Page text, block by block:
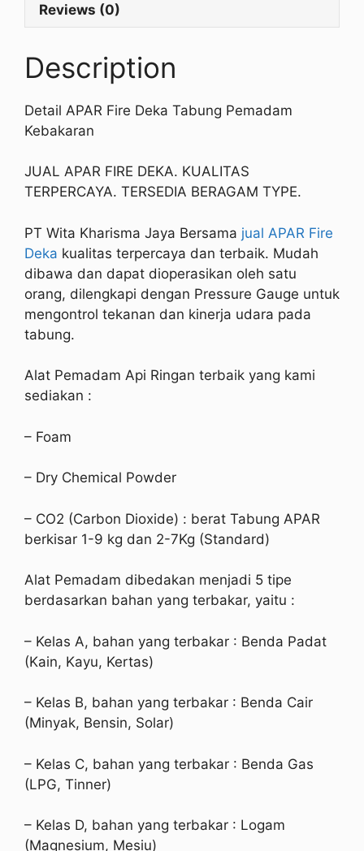
Reviews (0)
Description
Detail APAR Fire Deka Tabung Pemadam
Kebakaran
JUAL APAR FIRE DEKA. KUALITAS
TERPERCAYA. TERSEDIA BERAGAM TYPE.
PT Wita Kharisma Jaya Bersama jual APAR Fire
Deka kualitas terpercaya dan terbaik. Mudah
dibawa dan dapat dioperasikan oleh satu
orang, dilengkapi dengan Pressure Gauge untuk
mengontrol tekanan dan kinerja udara pada
tabung.
Alat Pemadam Api Ringan terbaik yang kami
sediakan :
– Foam
– Dry Chemical Powder
– CO2 (Carbon Dioxide) : berat Tabung APAR
berkisar 1-9 kg dan 2-7Kg (Standard)
Alat Pemadam dibedakan menjadi 5 tipe
berdasarkan bahan yang terbakar, yaitu :
– Kelas A, bahan yang terbakar : Benda Padat
(Kain, Kayu, Kertas)
– Kelas B, bahan yang terbakar : Benda Cair
(Minyak, Bensin, Solar)
– Kelas C, bahan yang terbakar : Benda Gas
(LPG, Tinner)
– Kelas D, bahan yang terbakar : Logam
(Magnesium, Mesiu)